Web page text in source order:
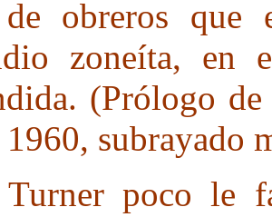
obreros que
zoneíta, en
(Prólogo
1960, subrayado
Turner poco le